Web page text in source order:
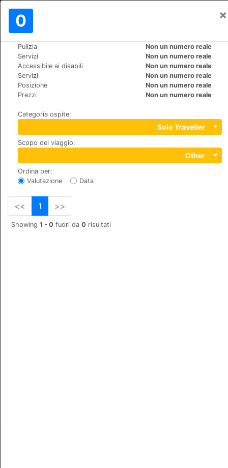
0 ×
Pulizia
Non un numero reale
Servizi
Non un numero reale
Accessibile ai disabili
Non un numero reale
Servizi
Non un numero reale
Posizione
Non un numero reale
Prezzi
Non un numero reale
Categoria ospite:
Solo Traveller
Scopo del viaggio:
Other
Ordina per:
Valutazione
Data
<< 1 >>
Showing 1 - 0 fuori da 0 risultati
Mondo>
Hotel Rural El Refugio
Calle Cruz de Tejeda S/N, 35328